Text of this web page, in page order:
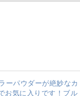
たような、キ